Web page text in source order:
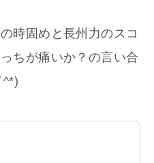
時固めと長州力のスコ
ちが痛いか？の言い合